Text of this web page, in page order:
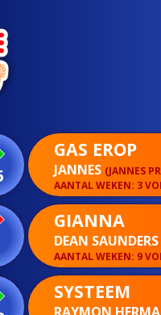
GAS EROP
JANNES (JANNES
AANTAL WEKEN: 3
GIANNA
DEAN SAUNDERS
AANTAL WEKEN: 9
SYSTEEM